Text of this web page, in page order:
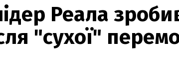
Реала
"сухої"